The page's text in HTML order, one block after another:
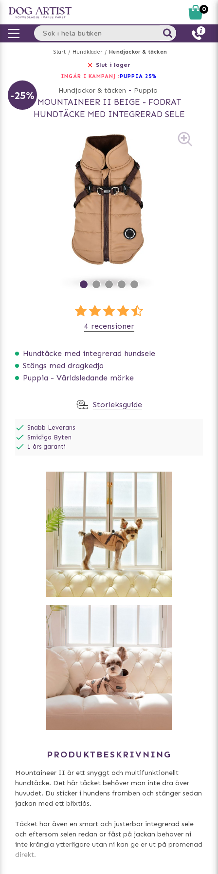
Start Hundkläder Hundjackor & täcken
Slut i lager
INGÅR I KAMPANJ :PUPPIA 25%
-25% Hundjackor & täcken - Puppia
MOUNTAINEER II BEIGE - FODRAT
HUNDTÄCKE MED INTEGRERAD SELE
Hundtäcke med integrerad hundsele
Stängs med dragkedja
Puppia - Världsledande märke
4 recensioner
Storleksguide
Snabb Leverans
Smidiga Byten
1 års garanti
PRODUKTBESKRIVNING
Mountaineer II är ett snyggt och multifunktionellt
hundtäcke. Det här täcket behöver man inte dra över
huvudet. Du sticker i hundens framben och stänger sedan
jackan med ett blixtlås.
Täcket har även en smart och justerbar integrerad sele
och eftersom selen redan är fäst på jackan behöver ni
inte krångla ytterligare utan ni kan ge er ut på promenad
direkt.
0